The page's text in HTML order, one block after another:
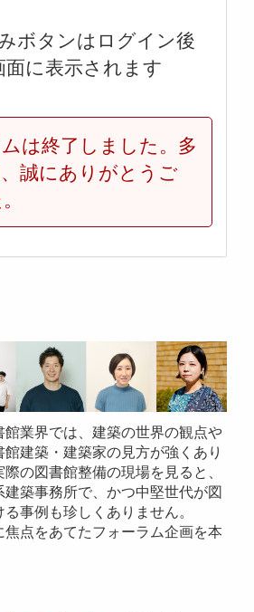
ボタンはログイン後
に表示されます
は終了しました。多
誠にありがとうご
館業界では、建築の世界の観点や
建築・建築家の見方が強くあり
の図書館整備の現場を見ると、
築事務所で、かつ中堅世代が図
事例も珍しくありません。
点をあてたフォーラム企画を本